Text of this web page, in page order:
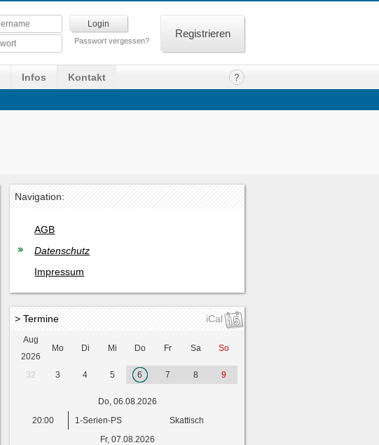
Passwort vergessen?
Registrieren
Infos Kontakt
Navigation:
AGB
Datenschutz
Impressum
> Termine iCal
Aug
2026
Mo Di Mi Do Fr Sa So
32 3 4 5 6 7 8 9
Do, 06.08.2026
20:00
1-Serien-PS
Skattisch
Fr, 07.08.2026